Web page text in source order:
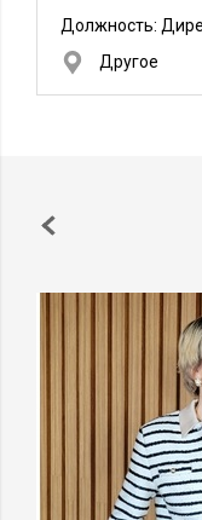
Должность:
Другое